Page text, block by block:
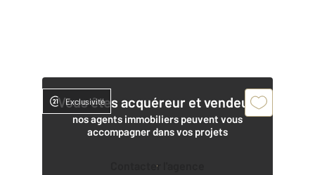
Vous êtes acquéreur et vendeur,
nos agents immobiliers peuvent vous
accompagner dans vos projets
Contacter l'agence
Exclusivité